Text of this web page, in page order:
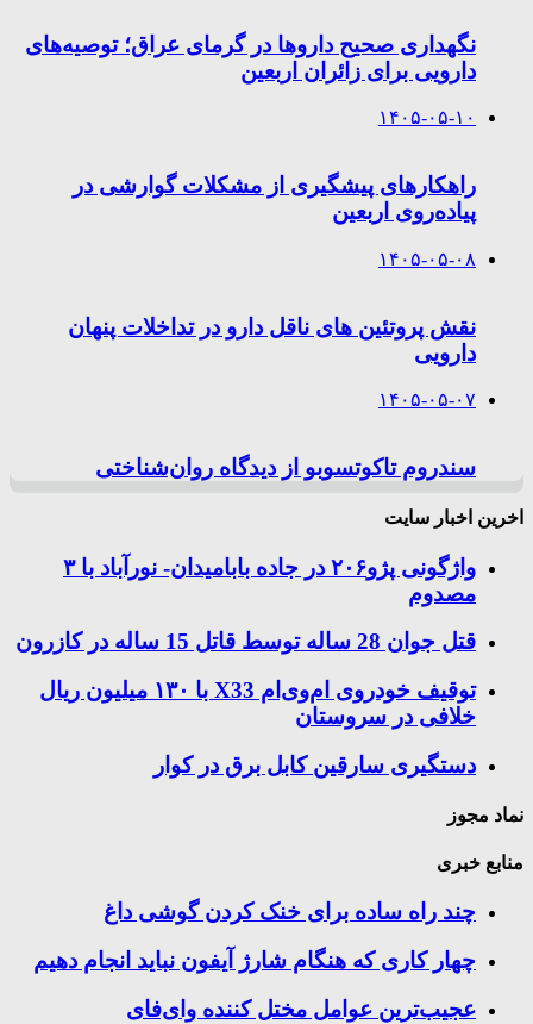
نگهداری صحیح داروها در گرمای عراق؛ توصیه‌های
دارویی برای زائران اربعین
۱۴۰۵-۰۵-۱۰
راهکارهای پیشگیری از مشکلات گوارشی در
پیاده‌روی اربعین
۱۴۰۵-۰۵-۰۸
نقش پروتئین های ناقل دارو در تداخلات پنهان
دارویی
۱۴۰۵-۰۵-۰۷
سندروم تاکوتسوبو از دیدگاه روان‌شناختی
اخرین اخبار سایت
واژگونی پژو۲۰۶ در جاده بابامیدان- نورآباد با ۳
مصدوم
قتل جوان 28 ساله توسط قاتل 15 ساله در کازرون
توقیف خودروی ام‌وی‌ام X33 با ۱۳۰ میلیون ریال
خلافی در سروستان
دستگیری سارقین کابل برق در کوار
نماد مجوز
منابع خبری
چند راه‌ ساده برای خنک کردن گوشی داغ
چهار کاری که هنگام شارژ آیفون نباید انجام دهیم
عجیب‌ترین عوامل مختل کننده وای‌فای